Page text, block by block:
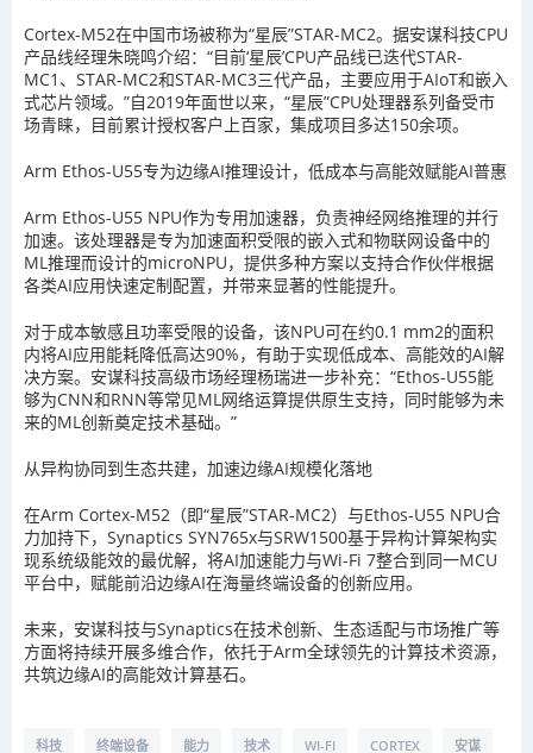
Cortex-M52在中国市场被称为“星辰”STAR-MC2。据安谋科技CPU
产品线经理朱晓鸣介绍：“目前‘星辰’CPU产品线已迭代STAR-
MC1、STAR-MC2和STAR-MC3三代产品，主要应用于AIoT和嵌入
式芯片领域。”自2019年面世以来，“星辰”CPU处理器系列备受市
场青睐，目前累计授权客户上百家，集成项目多达150余项。
Arm Ethos-U55专为边缘AI推理设计，低成本与高能效赋能AI普惠
Arm Ethos-U55 NPU作为专用加速器，负责神经网络推理的并行
加速。该处理器是专为加速面积受限的嵌入式和物联网设备中的
ML推理而设计的microNPU，提供多种方案以支持合作伙伴根据
各类AI应用快速定制配置，并带来显著的性能提升。
对于成本敏感且功率受限的设备，该NPU可在约0.1 mm2的面积
内将AI应用能耗降低高达90%，有助于实现低成本、高能效的AI解
决方案。安谋科技高级市场经理杨瑞进一步补充：“Ethos-U55能
够为CNN和RNN等常见ML网络运算提供原生支持，同时能够为未
来的ML创新奠定技术基础。”
从异构协同到生态共建，加速边缘AI规模化落地
在Arm Cortex-M52（即“星辰”STAR-MC2）与Ethos-U55 NPU合
力加持下，Synaptics SYN765x与SRW1500基于异构计算架构实
现系统级能效的最优解，将AI加速能力与Wi-Fi 7整合到同一MCU
平台中，赋能前沿边缘AI在海量终端设备的创新应用。
未来，安谋科技与Synaptics在技术创新、生态适配与市场推广等
方面将持续开展多维合作，依托于Arm全球领先的计算技术资源，
共筑边缘AI的高能效计算基石。
科技 终端设备 能力 技术 WI-FI CORTEX 安谋